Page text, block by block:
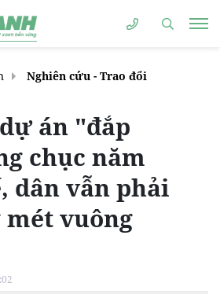
Nghiên cứu - Trao đổi
án "đắp
chục năm
dân vẫn phải
vuông